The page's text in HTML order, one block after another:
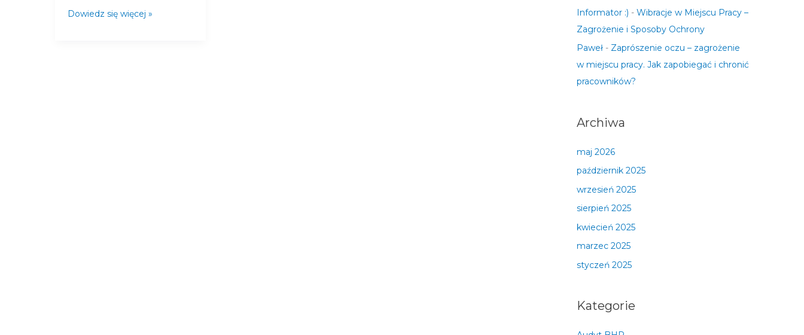
Dowiedz się więcej »
Informator :) - Wibracje w Miejscu Pracy –
Zagrożenie i Sposoby Ochrony
Paweł - Zaprószenie oczu – zagrożenie
w miejscu pracy. Jak zapobiegać i chronić
pracowników?
Archiwa
maj 2026
październik 2025
wrzesień 2025
sierpień 2025
kwiecień 2025
marzec 2025
styczeń 2025
Kategorie